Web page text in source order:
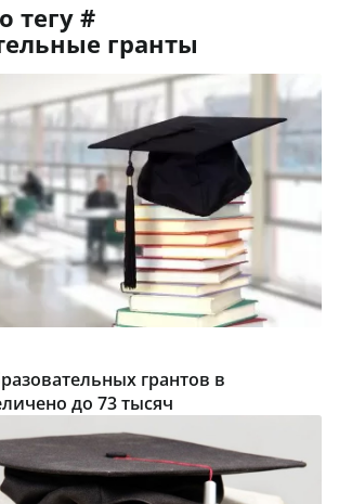
тегу #
гранты
грантов в
до 73 тысяч